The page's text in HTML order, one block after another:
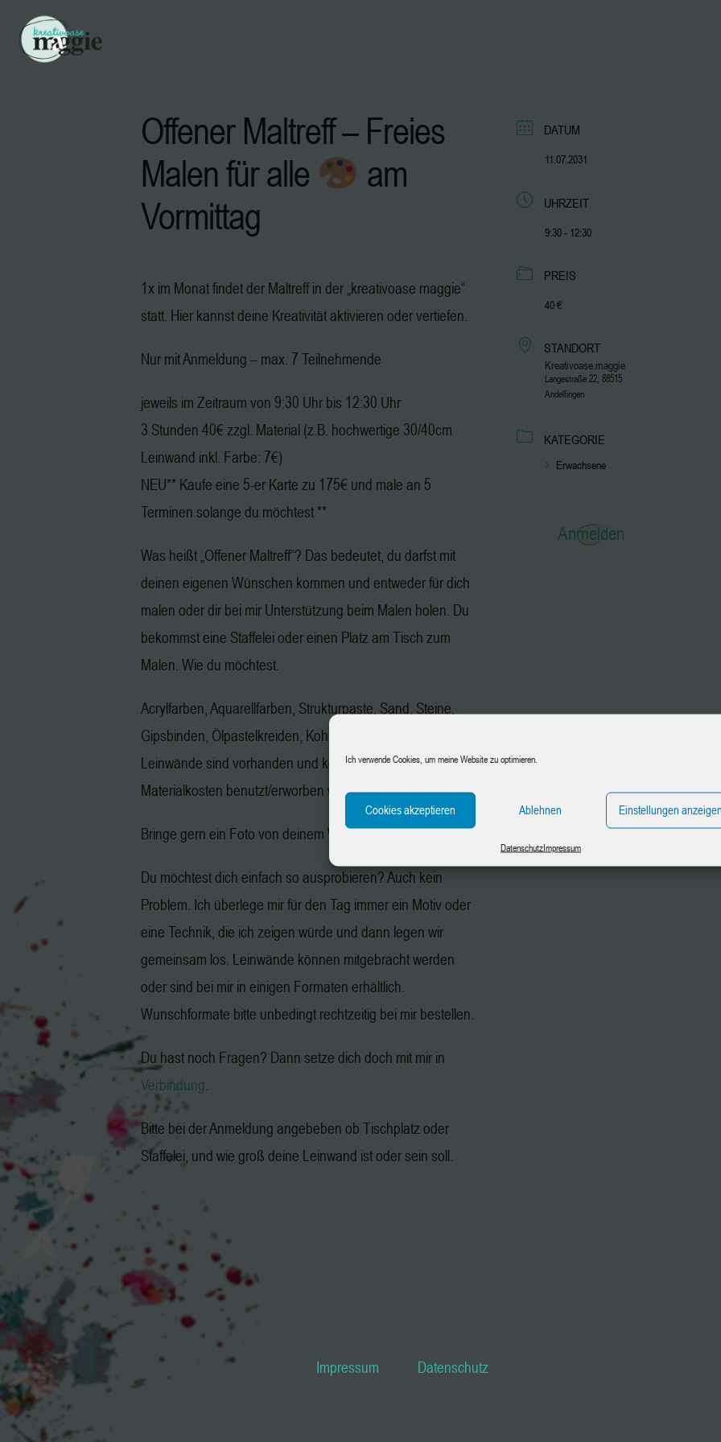
Ich verwende Cookies, um meine Website zu optimieren.
Cookies akzeptieren Ablehnen Einstellungen
DatenschutzImpressum
Offener Maltreff – Freies
Malen für alle
am
Vormittag
1x im Monat findet der Maltreff in der „kreativoase maggie“
statt. Hier kannst deine Kreativität aktivieren oder vertiefen.
Nur mit Anmeldung – max. 7 Teilnehmende
jeweils im Zeitraum von 9:30 Uhr bis 12:30 Uhr
3 Stunden 40€ zzgl. Material (z.B. hochwertige 30/40cm
Leinwand inkl. Farbe: 7€)
NEU** Kaufe eine 5-er Karte zu 175€ und male an 5
Terminen solange du möchtest **
Was heißt „Offener Maltreff“? Das bedeutet, du darfst mit
deinen eigenen Wünschen kommen und entweder für dich
malen oder dir bei mir Unterstützung beim Malen holen. Du
bekommst eine Staffelei oder einen Platz am Tisch zum
Malen. Wie du möchtest.
Acrylfarben, Aquarellfarben, Strukturpaste, Sand, Steine,
Gipsbinden, Ölpastelkreiden, Kohle, Graphit, Papier und
Leinwände sind vorhanden und können gegen
Materialkosten benutzt/erworben werden.
Bringe gern ein Foto von deinem Wunschmotiv mit.
Du möchtest dich einfach so ausprobieren? Auch kein
Problem. Ich überlege mir für den Tag immer ein Motiv oder
eine Technik, die ich zeigen würde und dann legen wir
gemeinsam los. Leinwände können mitgebracht werden
oder sind bei mir in einigen Formaten erhältlich.
Wunschformate bitte unbedingt rechtzeitig bei mir bestellen.
Du hast noch Fragen? Dann setze dich doch mit mir in
Verbindung
Bitte bei der Anmeldung angebeben ob Tischplatz oder
Staffelei, und wie groß deine Leinwand ist oder sein soll.
DATUM
11.07.2031
UHRZEIT
9:30 - 12:30
PREIS
40 €
STANDORT
Kreativoase.maggie
Langestraße 22, 88515
Andelfingen
KATEGORIE
Erwachsene
Anmelden
Impressum Datenschutz